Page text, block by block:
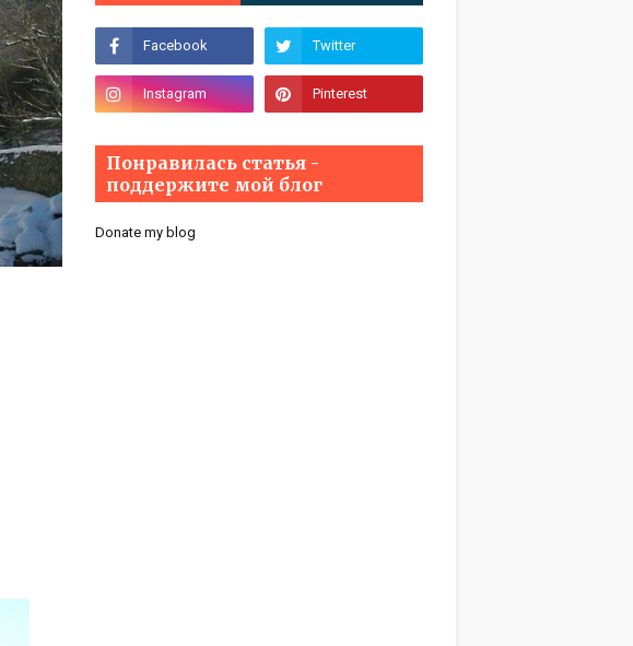
Понравилась статья -
поддержите мой блог
Donate my blog